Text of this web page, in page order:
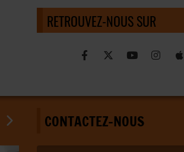
RETROUVEZ-NOUS SUR
CONTACTEZ-NOUS